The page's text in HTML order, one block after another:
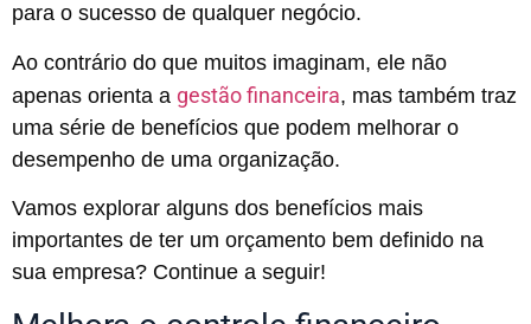
para o sucesso de qualquer negócio.
Ao contrário do que muitos imaginam, ele não
apenas orienta a gestão financeira, mas também traz
uma série de benefícios que podem melhorar o
desempenho de uma organização.
Vamos explorar alguns dos benefícios mais
importantes de ter um orçamento bem definido na
sua empresa? Continue a seguir!